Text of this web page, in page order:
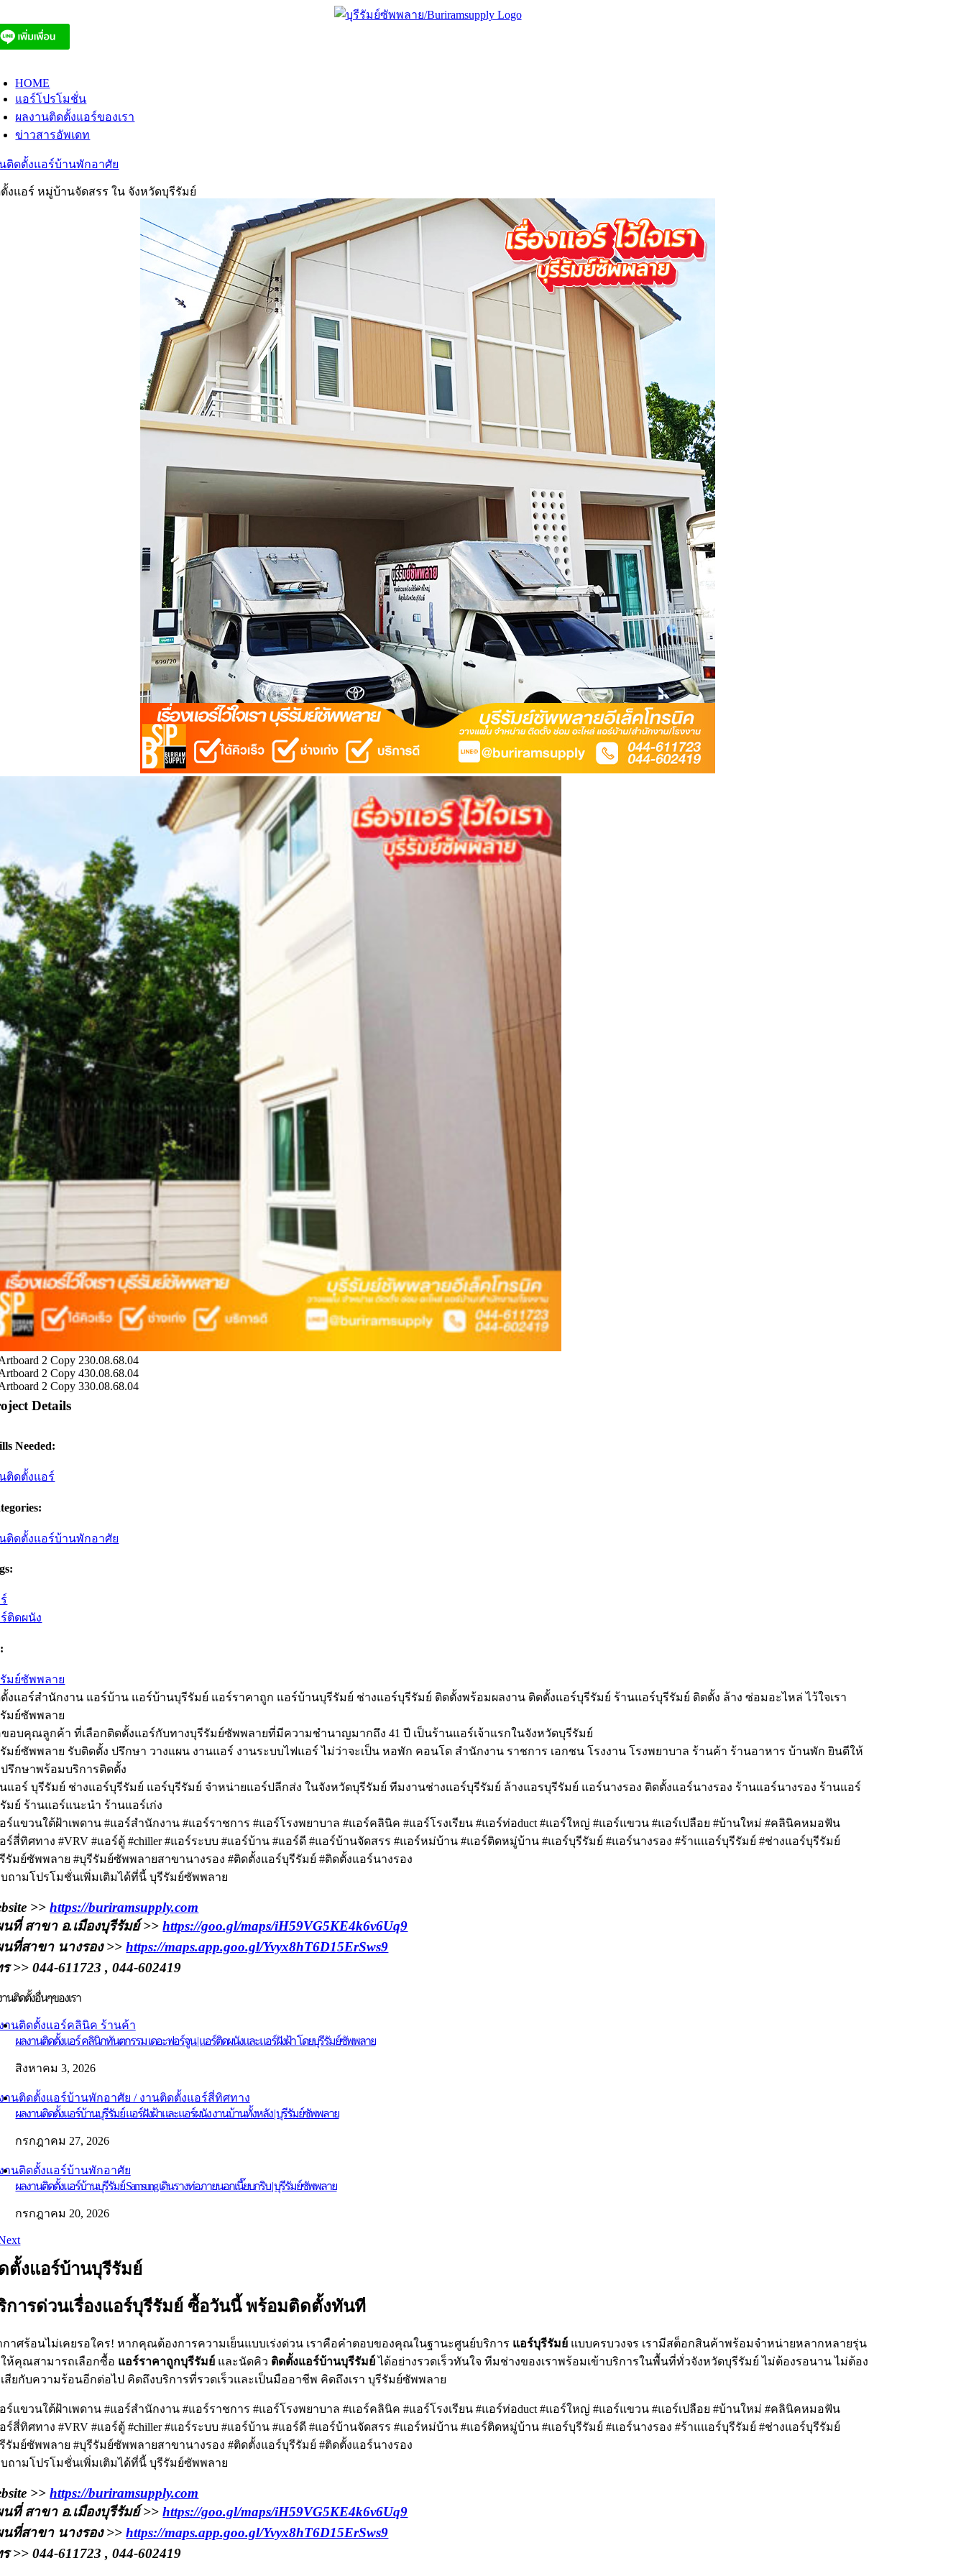
to
content
HOME
แอร์โปรโมชั่น
ผลงานติดตั้งแอร์ของเรา
ข่าวสารอัพเดท
ติดตั้งแอร์บ้านพักอาศัย
งแอร์ หมู่บ้านจัดสรร ใน จังหวัดบุรีรัมย์
Details
Needed:
ติดตั้งแอร์
ติดตั้งแอร์บ้านพักอาศัย
ติดผนัง
มย์ซัพพลาย
งแอร์สำนักงาน แอร์บ้าน แอร์บ้านบุรีรัมย์ แอร์ราคาถูก แอร์บ้านบุรีรัมย์ ช่างแอร์บุรีรัมย์ ติดตั้งพร้อมผลงาน ติดตั้งแอร์บุรีรัมย์ ร้านแอร์บุรีรัมย์ ติดตั้ง ล้าง ซ่อมอะไหล่ ไว้ใจเรา
มย์ซัพพลาย
อบคุณลูกค้า ที่เลือกติดตั้งแอร์กับทางบุรีรัมย์ซัพพลายที่มีความชำนาญมากถึง 41 ปี เป็นร้านแอร์เจ้าแรกในจังหวัดบุรีรัมย์
มย์ซัพพลาย รับติดตั้ง ปรึกษา วางแผน งานแอร์ งานระบบไฟแอร์ ไม่ว่าจะเป็น หอพัก คอนโด สำนักงาน ราชการ เอกชน โรงงาน โรงพยาบาล ร้านค้า ร้านอาหาร บ้านพัก ยินดีให้
รึกษาพร้อมบริการติดตั้ง
แอร์ บุรีรัมย์ ช่างแอร์บุรีรัมย์ แอร์บุรีรัมย์ จำหน่ายแอร์ปลีกส่ง ในจังหวัดบุรีรัมย์ ทีมงานช่างแอร์บุรีรัมย์ ล้างแอรบุรีรัมย์ แอร์นางรอง ติดตั้งแอร์นางรอง ร้านแอร์นางรอง ร้านแอร์
มย์ ร้านแอร์แนะนำ ร้านแอร์เก่ง
ร์แขวนใต้ฝ้าเพดาน #แอร์สำนักงาน #แอร์ราชการ #แอร์โรงพยาบาล #แอร์คลินิค #แอร์โรงเรียน #แอร์ท่อduct #แอร์ใหญ่ #แอร์แขวน #แอร์เปลือย #บ้านใหม่ #คลินิคหมอฟัน
ร์สี่ทิศทาง #VRV #แอร์ตู้ #chiller #แอร์ระบบ #แอร์บ้าน #แอร์ดี #แอร์บ้านจัดสรร #แอร์หม่บ้าน #แอร์ติดหมู่บ้าน #แอร์บุรีรัมย์ #แอร์นางรอง #ร้าแแอร์บุรีรัมย์ #ช่างแอร์บุรีรัมย์
รัมย์ซัพพลาย #บุรีรัมย์ซัพพลายสาขานางรอง #ติดตั้งแอร์บุรีรัมย์ #ติดตั้งแอร์นางรอง
ถามโปรโมชั่นเพิ่มเติมได้ที่นี้ บุรีรัมย์ซัพพลาย
>>https://buriramsupply.com
ที่ สาขา อ.เมืองบุรีรัมย์ >>https://goo.gl/maps/iH59VG5KE4k6v6Uq9
นที่สาขา นางรอง >>https://maps.app.goo.gl/Yvyx8hT6D15ErSws9
>> 044-611723 , 044-602419
านติดตั้งอื่นๆของเรา
านติดตั้งแอร์คลินิค ร้านค้า
ผลงานติดตั้งแอร์ คลินิกทันตกรรม เดอะฟอร์จูน | แอร์ติดผนังและแอร์ฝังฝ้า โดยบุรีรัมย์ซัพพลาย
สิงหาคม 3, 2026
านติดตั้งแอร์บ้านพักอาศัย / งานติดตั้งแอร์สี่ทิศทาง
ผลงานติดตั้งแอร์บ้านบุรีรัมย์ แอร์ฝังฝ้าและแอร์ผนัง งานบ้านทั้งหลัง | บุรีรัมย์ซัพพลาย
กรกฎาคม 27, 2026
านติดตั้งแอร์บ้านพักอาศัย
ผลงานติดตั้งแอร์บ้านบุรีรัมย์ Samsung เดินรางท่อภายนอกเนี๊ยบกริบ | บุรีรัมย์ซัพพลาย
กรกฎาคม 20, 2026
ตั้งแอร์บ้านบุรีรัมย์
การด่วนเรื่องแอร์บุรีรัมย์ ซื้อวันนี้ พร้อมติดตั้งทันที
กาศร้อนไม่เคยรอใคร! หากคุณต้องการความเย็นแบบเร่งด่วน เราคือคำตอบของคุณในฐานะศูนย์บริการ แอร์บุรีรัมย์ แบบครบวงจร เรามีสต็อกสินค้าพร้อมจำหน่ายหลากหลายรุ่น
ห้คุณสามารถเลือกซื้อ แอร์ราคาถูกบุรีรัมย์ และนัดคิว ติดตั้งแอร์บ้านบุรีรัมย์ได้อย่างรวดเร็วทันใจ ทีมช่างของเราพร้อมเข้าบริการในพื้นที่ทั่วจังหวัดบุรีรัมย์ ไม่ต้องรอนาน ไม่ต้อง
สียกับความร้อนอีกต่อไป คิดถึงบริการที่รวดเร็วและเป็นมืออาชีพ คิดถึงเรา บุรีรัมย์ซัพพลาย
ร์แขวนใต้ฝ้าเพดาน #แอร์สำนักงาน #แอร์ราชการ #แอร์โรงพยาบาล #แอร์คลินิค #แอร์โรงเรียน #แอร์ท่อduct #แอร์ใหญ่ #แอร์แขวน #แอร์เปลือย #บ้านใหม่ #คลินิคหมอฟัน
ร์สี่ทิศทาง #VRV #แอร์ตู้ #chiller #แอร์ระบบ #แอร์บ้าน #แอร์ดี #แอร์บ้านจัดสรร #แอร์หม่บ้าน #แอร์ติดหมู่บ้าน #แอร์บุรีรัมย์ #แอร์นางรอง #ร้าแแอร์บุรีรัมย์ #ช่างแอร์บุรีรัมย์
รัมย์ซัพพลาย #บุรีรัมย์ซัพพลายสาขานางรอง #ติดตั้งแอร์บุรีรัมย์ #ติดตั้งแอร์นางรอง
ถามโปรโมชั่นเพิ่มเติมได้ที่นี้ บุรีรัมย์ซัพพลาย
>>https://buriramsupply.com
ที่ สาขา อ.เมืองบุรีรัมย์ >>https://goo.gl/maps/iH59VG5KE4k6v6Uq9
นที่สาขา นางรอง >>https://maps.app.goo.gl/Yvyx8hT6D15ErSws9
>> 044-611723 , 044-602419